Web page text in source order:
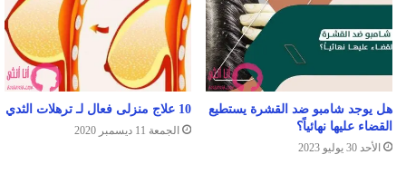
هل يوجد شامبو ضد القشرة يستطيع
القضاء عليها نهائياً؟
الأحد 30 يوليو 2023
10 علاج منزلى فعال لـ ترهلات الثدي
الجمعة 11 ديسمبر 2020